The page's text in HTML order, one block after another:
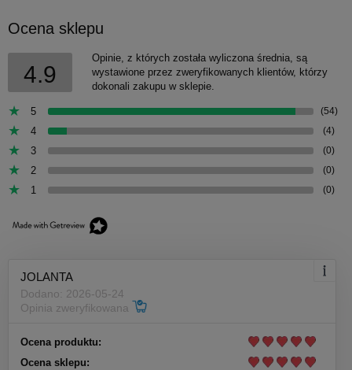
Ocena sklepu
4.9
Opinie, z których została wyliczona średnia, są
wystawione przez zweryfikowanych klientów, którzy
dokonali zakupu w sklepie.
5 (54)
4 (4)
3 (0)
2 (0)
1 (0)
JOLANTA
Dodano: 2026-05-24
Opinia zweryfikowana
Ocena produktu:
Ocena sklepu: